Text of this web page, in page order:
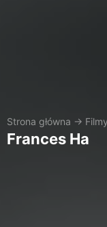
Strona główna → Filmy
Frances Ha